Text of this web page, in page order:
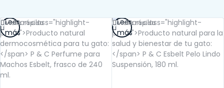
Vista rápida
Leer
más
Vista rápida
Leer
más